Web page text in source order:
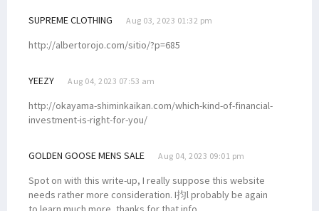
SUPREME CLOTHING Aug 03, 2023 01:32 pm
http://albertorojo.com/sitio/?p=685
YEEZY Aug 04, 2023 07:53 am
http://okayama-shiminkaikan.com/which-kind-of-financial-
investment-is-right-for-you/
GOLDEN GOOSE MENS SALE Aug 04, 2023 09:01 pm
Spot on with this write-up, I really suppose this website
needs rather more consideration. I抣l probably be again